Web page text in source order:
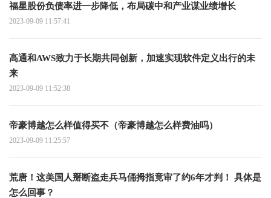
福星股份负债率进一步降低，布局碳中和产业谋业绩增长
2023-09-09 11:57:41
高通和AWS致力于长期共同创新，加速实现软件定义出行的未
来
2023-09-09 11:52:38
帝豪博越怎么样值得买不（帝豪博越怎么样费油吗）
2023-09-09 11:25:57
荒唐！这美国人掰断盗走兵马俑拇指竟审了约6年才判！ 具体是
怎么回事？